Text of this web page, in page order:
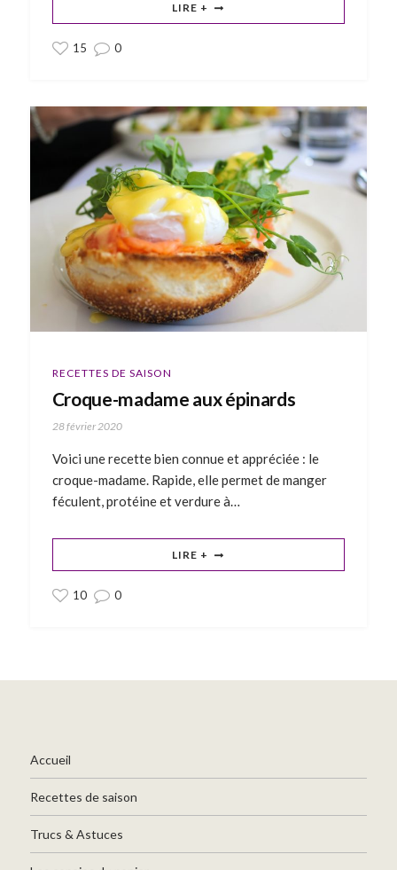
LIRE +
15 0
RECETTES DE SAISON
Croque-madame aux épinards
28 février 2020
Voici une recette bien connue et appréciée : le
croque-madame. Rapide, elle permet de manger
féculent, protéine et verdure à…
LIRE +
10 0
Accueil
Recettes de saison
Trucs & Astuces